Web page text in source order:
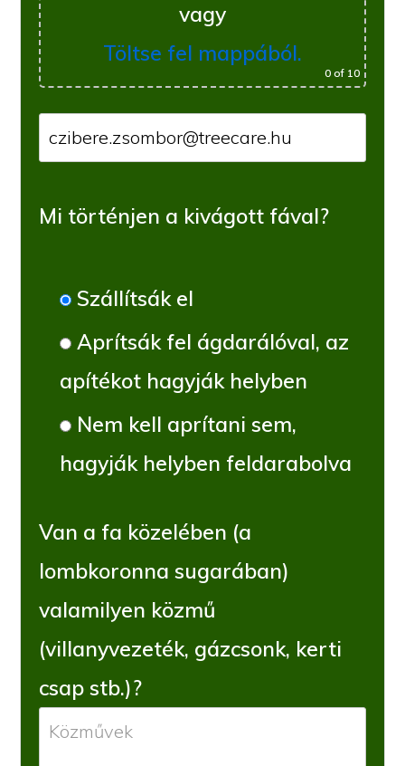
vagy
Töltse fel mappából.
0of 10
Mi történjen a kivágott fával?
Szállítsák el
Aprítsák fel ágdarálóval, az
apítékot hagyják helyben
Nem kell aprítani sem,
hagyják helyben feldarabolva
Van a fa közelében (a
lombkoronna sugarában)
valamilyen közmű
(villanyvezeték, gázcsonk, kerti
csap stb.)?